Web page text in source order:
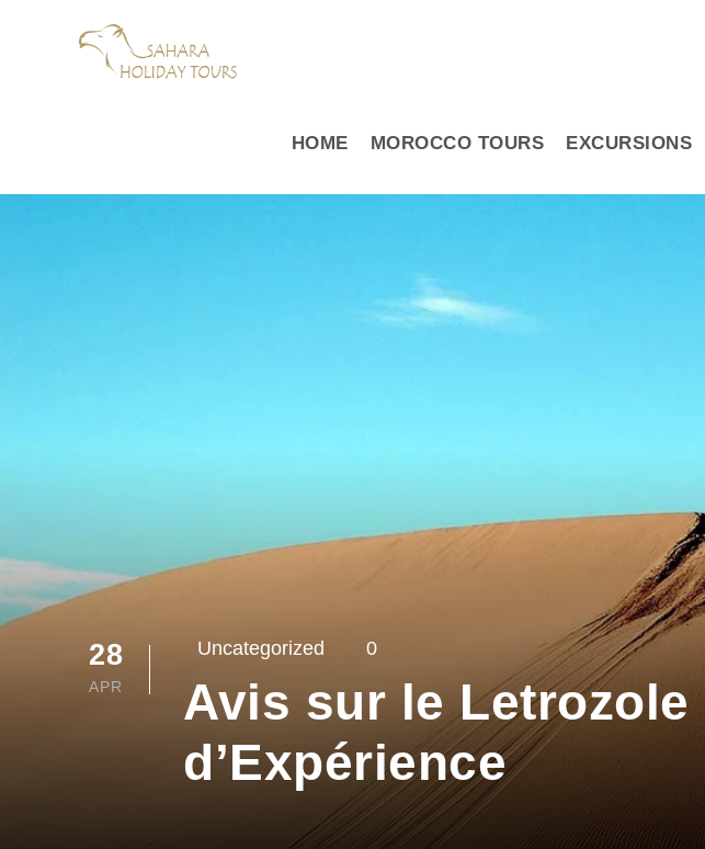
HOME MOROCCO TOURS EXCURSIONS
28
APR
Uncategorized 0
Avis sur le
d’Expérience